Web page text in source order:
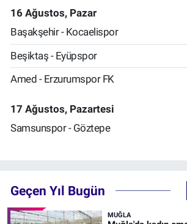
16 Ağustos, Pazar
Başakşehir - Kocaelispor
Beşiktaş - Eyüpspor
Amed - Erzurumspor FK
17 Ağustos, Pazartesi
Samsunspor - Göztepe
Geçen Yıl Bugün
MUĞLA